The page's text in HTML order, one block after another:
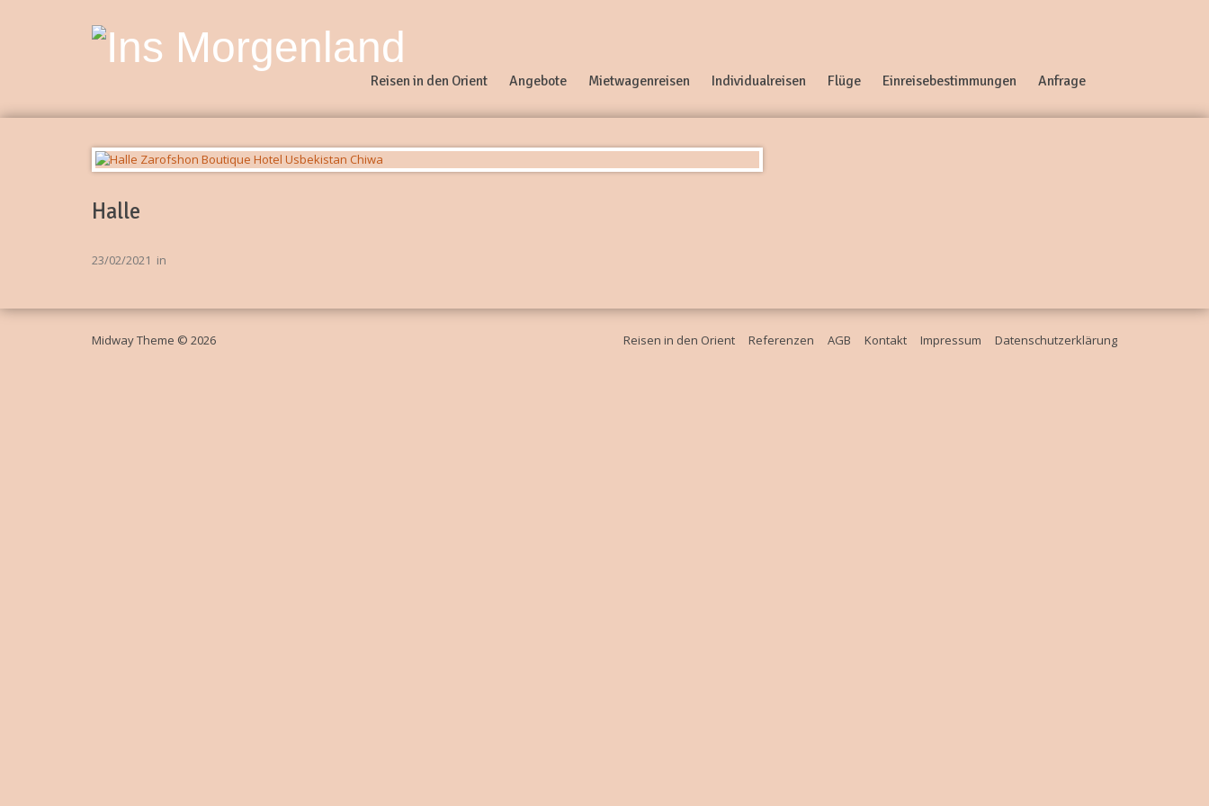
Reisen in den Orient Angebote Mietwagenreisen Individualreisen Flüge Einreisebestimmungen Anfrage
Halle
23/02/2021 in
Midway Theme © 2026 Reisen in den Orient Referenzen AGB Kontakt Impressum Datenschutzerklärung